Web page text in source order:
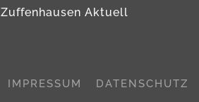
Zuffenhausen Aktuell
IMPRESSUM DATENSCHUTZ